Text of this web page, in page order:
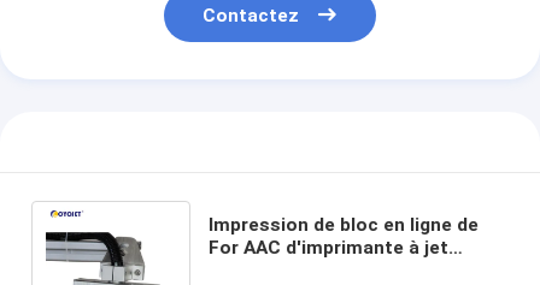
Contactez
Impression de bloc en ligne de
For AAC d'imprimante à jet